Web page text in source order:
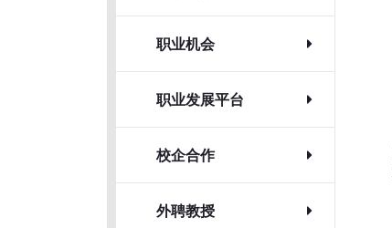
职业机会
职业发展平台
校企合作
外聘教授